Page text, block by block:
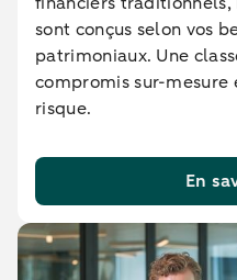
sont conçus selon vos
patrimoniaux. Une
compromis sur-
risque.
En